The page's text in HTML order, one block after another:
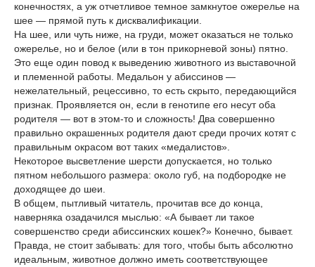
конечностях, а уж отчетливое темное замкнутое ожерелье на
шее — прямой путь к дисквалификации.
На шее, или чуть ниже, на груди, может оказаться не только
ожерелье, но и белое (или в тон прикорневой зоны) пятно.
Это еще один повод к выведению животного из выставочной
и племенной работы. Медальон у абиссинов —
нежелательный, рецессивно, то есть скрыто, передающийся
признак. Проявляется он, если в генотипе его несут оба
родителя — вот в этом-то и сложность! Два совершенно
правильно окрашенных родителя дают среди прочих котят с
правильным окрасом вот таких «медалистов».
Некоторое высветление шерсти допускается, но только
пятном небольшого размера: около губ, на подбородке не
доходящее до шеи.
В общем, пытливый читатель, прочитав все до конца,
наверняка озадачился мыслью: «А бывает ли такое
совершенство среди абиссинских кошек?» Конечно, бывает.
Правда, не стоит забывать: для того, чтобы быть абсолютно
идеальным, животное должно иметь соответствующее